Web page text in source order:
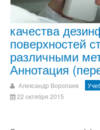
качества
поверхностей
различными
Аннотация
Александр Воропаев
22 октября 2015